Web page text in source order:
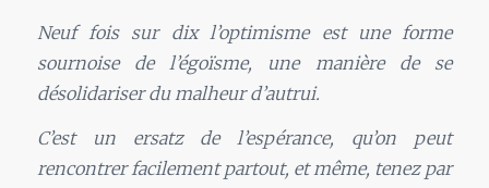
Neuf fois sur dix l’optimisme est une forme
sournoise de l’égoïsme, une manière de se
désolidariser du malheur d’autrui.
C’est un ersatz de l’espérance, qu’on peut
rencontrer facilement partout, et même, tenez par